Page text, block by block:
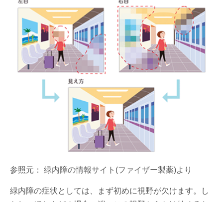
参照元： 緑内障の情報サイト(ファイザー製薬)より
緑内障の症状としては、まず初めに視野が欠けます。し